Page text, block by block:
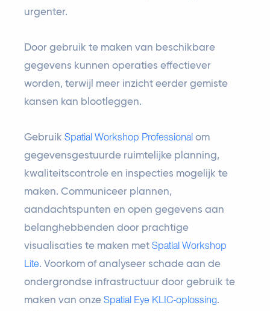
urgenter.
Door gebruik te maken van beschikbare
gegevens kunnen operaties effectiever
worden, terwijl meer inzicht eerder gemiste
kansen kan blootleggen.
Gebruik Spatial Workshop Professional om
gegevensgestuurde ruimtelijke planning,
kwaliteitscontrole en inspecties mogelijk te
maken. Communiceer plannen,
aandachtspunten en open gegevens aan
belanghebbenden door prachtige
visualisaties te maken met Spatial Workshop
Lite. Voorkom of analyseer schade aan de
ondergrondse infrastructuur door gebruik te
maken van onze Spatial Eye KLIC-oplossing.